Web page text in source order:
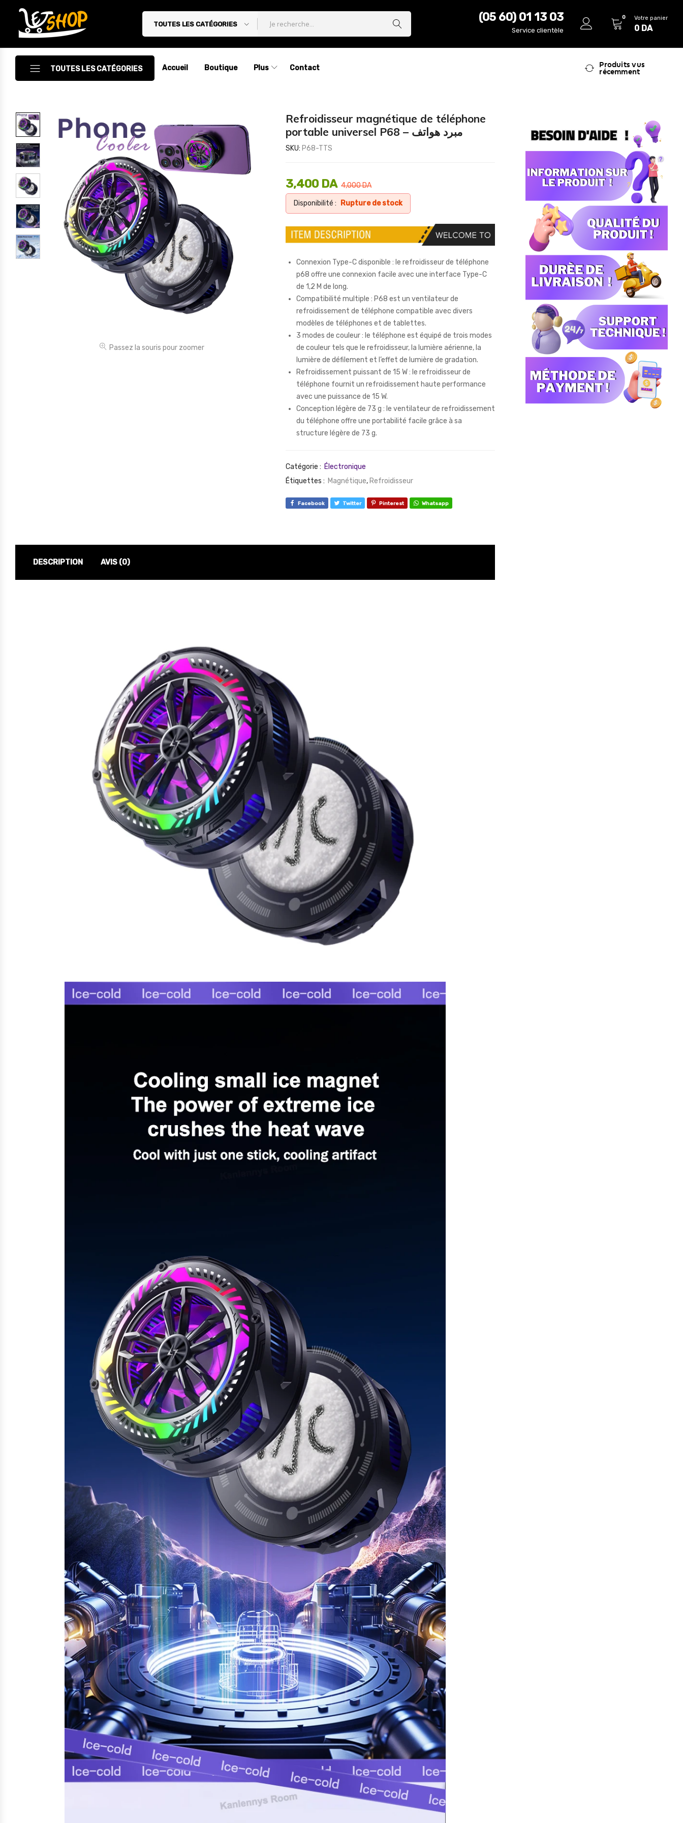
Letshop.dz
TOUTES LES CATÉGORIES
(05 60) 01 13 03
Service clientèle
0 Votre panier
0 DA
TOUTES LES CATÉGORIES
Accessoires
Accessoires Auto/Moto
Accessoires PC
Camping & Randonnée
Cuisine
Décoration
Electroménager
Électronique
Jouets
Accueil Boutique Plus Contact
Produits vus
récemment
Passez la souris pour zoomer
Refroidisseur magnétique de téléphone
portable universel P68 – مبرد هواتف
SKU: P68-TTS
4,000DA
3,400 DA
Disponibilité : Rupture de stock
Connexion Type-C disponible : le refroidisseur de téléphone
p68 offre une connexion facile avec une interface Type-C
de 1,2 M de long.
Compatibilité multiple : P68 est un ventilateur de
refroidissement de téléphone compatible avec divers
modèles de téléphones et de tablettes.
3 modes de couleur : le téléphone est équipé de trois modes
de couleur tels que le refroidisseur, la lumière aérienne, la
lumière de défilement et l’effet de lumière de gradation.
Refroidissement puissant de 15 W : le refroidisseur de
téléphone fournit un refroidissement haute performance
avec une puissance de 15 W.
Conception légère de 73 g : le ventilateur de refroidissement
du téléphone offre une portabilité facile grâce à sa
structure légère de 73 g.
Catégorie : Électronique
Étiquettes : Magnétique, Refroidisseur
Facebook Twitter Pinterest Whatsapp
DESCRIPTION AVIS (0)